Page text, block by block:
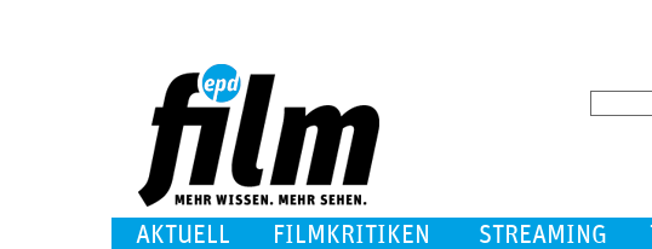
AKTUELL FILMKRITIKEN STREAMING